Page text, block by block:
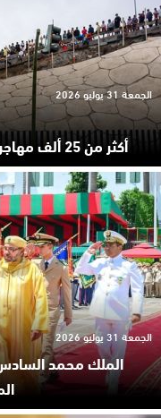
أكثر من 25 ألف مهاجر غادروا سبتة المحـ.ـتلة نحو المغرب
الجمعة 31 يوليو 2026
الملك محمد
الجمعة 31 يوليو 2026